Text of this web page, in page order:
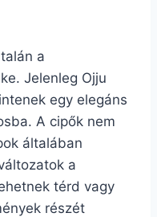
a
Jelenleg Ojju
egy elegáns
A cipők nem
általában
a
térd vagy
részét